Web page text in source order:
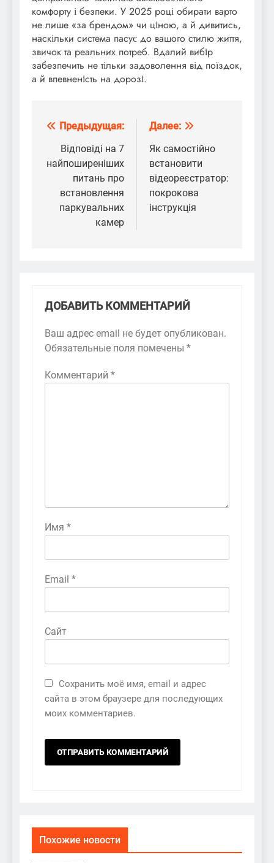
комфорту і безпеки. У 2025 році обирати варто
не лише «за брендом» чи ціною, а й дивитись,
наскільки система пасує до вашого стилю життя,
звичок та реальних потреб. Вдалий вибір
забезпечить не тільки задоволення від поїздок,
а й впевненість на дорозі.
Навигация
записям
Предыдущая:
Відповіді на 7
найпоширеніших
питань про
встановлення
паркувальних
камер
Далее:
Як самостійно
встановити
відеореєстратор:
покрокова
інструкція
ДОБАВИТЬ КОММЕНТАРИЙ
Ваш адрес email не будет опубликован.
Обязательные поля помечены *
Комментарий *
Имя *
Email *
Сайт
Сохранить моё имя, email и адрес
сайта в этом браузере для последующих
моих комментариев.
Похожие новости